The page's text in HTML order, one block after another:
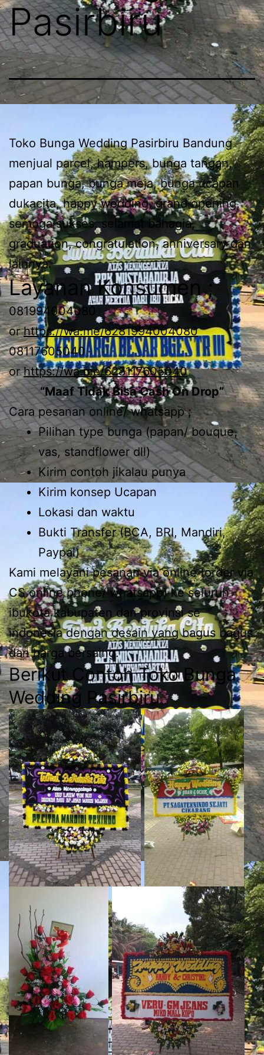
Pasirbiru
Toko Bunga Wedding Pasirbiru Bandung
menjual parcel, hampers, bunga tangan,
papan bunga, bunga meja, bunga ucapan
dukacita, happy wedding, grand opening,
semoga sukses, selamat bahagia,
graduation, congratulation, anniversary dan
lainnya.
Layanan Konsumen ;
081994004080
orhttps://wa.me/6281994004080
08117605040
orhttps://wa.me/628117605040
“Maaf Tidak Bisa Cash On Drop”
Cara pesanan online/ whatsapp ;
Pilihan type bunga (papan/ bouque,
vas, standflower dll)
Kirim contoh jikalau punya
Kirim konsep Ucapan
Lokasi dan waktu
Bukti Transfer (BCA, BRI, Mandiri,
Paypal)
Kami melayani pesanan via online (order via
CS online phone/ whatsapp) ke seluruh
ibukota kabupaten dan provinsi se
indonesia dengan desain yang bagus bagus
dan harga bersaing.
Berikut Contoh Toko Bunga
Wedding Pasirbiru